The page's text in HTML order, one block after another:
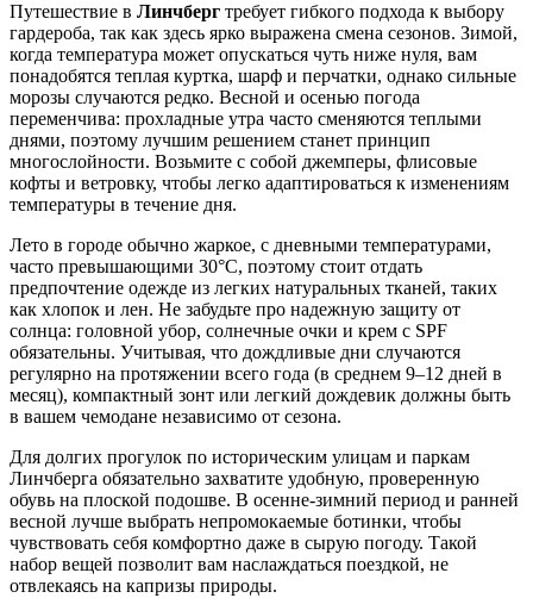
Путешествие в Линчберг требует гибкого подхода к выбору
гардероба, так как здесь ярко выражена смена сезонов. Зимой,
когда температура может опускаться чуть ниже нуля, вам
понадобятся теплая куртка, шарф и перчатки, однако сильные
морозы случаются редко. Весной и осенью погода
переменчива: прохладные утра часто сменяются теплыми
днями, поэтому лучшим решением станет принцип
многослойности. Возьмите с собой джемперы, флисовые
кофты и ветровку, чтобы легко адаптироваться к изменениям
температуры в течение дня.
Лето в городе обычно жаркое, с дневными температурами,
часто превышающими 30°C, поэтому стоит отдать
предпочтение одежде из легких натуральных тканей, таких
как хлопок и лен. Не забудьте про надежную защиту от
солнца: головной убор, солнечные очки и крем с SPF
обязательны. Учитывая, что дождливые дни случаются
регулярно на протяжении всего года (в среднем 9–12 дней в
месяц), компактный зонт или легкий дождевик должны быть
в вашем чемодане независимо от сезона.
Для долгих прогулок по историческим улицам и паркам
Линчберга обязательно захватите удобную, проверенную
обувь на плоской подошве. В осенне-зимний период и ранней
весной лучше выбрать непромокаемые ботинки, чтобы
чувствовать себя комфортно даже в сырую погоду. Такой
набор вещей позволит вам наслаждаться поездкой, не
отвлекаясь на капризы природы.